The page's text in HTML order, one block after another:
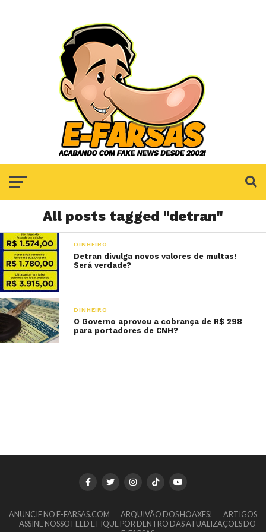
All posts tagged "detran"
DINHEIRO
Detran divulga novos valores de multas!
Será verdade?
DINHEIRO
O Governo aprovou a cobrança de R$ 298
para portadores de CNH?
ANUNCIE NO E-FARSAS.COM ARQUIVÃO DOS HOAXES!
ARTIGOS
ASSINE NOSSO FEED E FIQUE POR DENTRO DAS ATUALIZAÇÕES DO